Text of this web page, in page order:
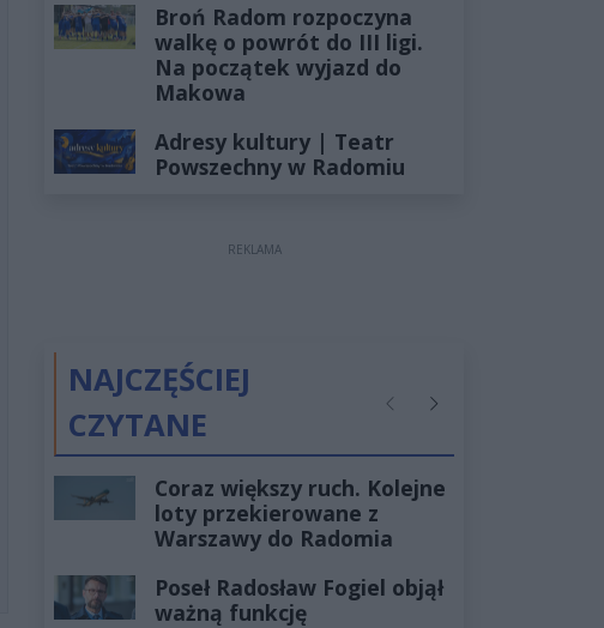
Broń Radom rozpoczyna
walkę o powrót do III ligi.
Na początek wyjazd do
Makowa
Adresy kultury | Teatr
Powszechny w Radomiu
REKLAMA
NAJCZĘŚCIEJ
CZYTANE
PoprzednieNastępne
Coraz większy ruch. Kolejne
loty przekierowane z
Warszawy do Radomia
Poseł Radosław Fogiel objął
ważną funkcję